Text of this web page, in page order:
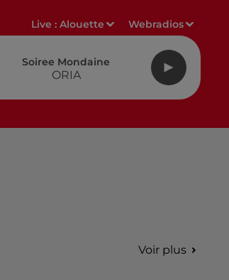
Live :Alouette Webradios
Soiree Mondaine
ORIA
Voir plus